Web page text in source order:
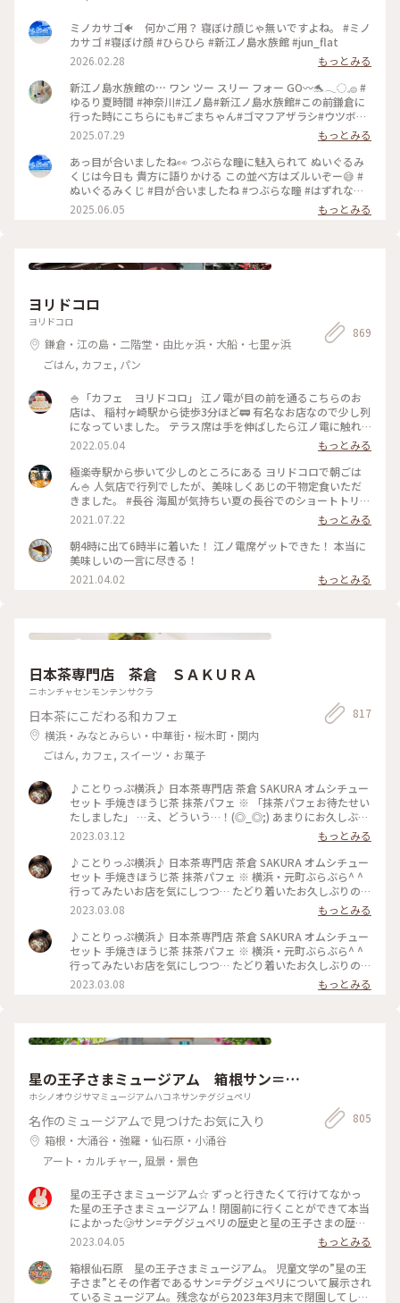
ミノカサゴ🐠 何かご用？ 寝ぼけ顔じゃ無いですよね。 #ミノ
カサゴ #寝ぼけ顔 #ひらひら #新江ノ島水族館 #jun_flat
2026.02.28
もっとみる
新江ノ島水族館の⋯ ワン ツー スリー フォー GO〰️🐬𓂃◌𓈒𓐍 #
ゆるり夏時間 #神奈川#江ノ島#新江ノ島水族館#この前鎌倉に
行った時にこちらにも#ごまちゃん#ゴマフアザラシ#ウツボ#
お気に入りの3匹でピョンピョンしてる子たち#海岸バックで泳
ぐクラゲたち#イルカショー#シーキャンドルが見える✨️
2025.07.29
もっとみる
あっ目が合いましたね👀 つぶらな瞳に魅入られて ぬいぐるみ
くじは今日も 貴方に語りかける この並べ方はズルいぞー😅 #
ぬいぐるみくじ #目が合いましたね #つぶらな瞳 #はずれなし
#新江ノ島水族館 #jun_flut
2025.06.05 もっとみる
ヨリドコロ
ヨリドコロ
鎌倉・江の島・二階堂・由比ヶ浜・大船・七里ヶ浜
ごはん, カフェ, パン
869
🍚「カフェ ヨリドコロ」 江ノ電が目の前を通るこちらのお
店は、 稲村ヶ崎駅から徒歩3分ほど🚃 有名なお店なので少し列
になっていました。 テラス席は手を伸ばしたら江ノ電に触れ
そうなくらい近い..! ・ ご飯はしらす丼と卵かけご飯を注文。
卵かけご飯は自力で泡立てる方式。 体に良さそうなメニュー
でホッと一息、、 と思ったら、江ノ電が通過するのでずっと
アトラクション気分で楽しめました♪ #春風さんぽ #ヒーリン
グ旅 #Myことりっぷ #鎌倉 #鎌倉カフェ #江ノ電
2022.05.04
もっとみる
極楽寺駅から歩いて少しのところにある ヨリドコロで朝ごは
ん🍚 人気店で行列でしたが、美味しくあじの干物定食いただ
きました。 #長谷 海風が気持ちい夏の長谷でのショートトリッ
プにて🌊☀️ #鎌倉#長谷#極楽寺#ヨリドコロ#朝ごはん
2021.07.22
もっとみる
朝4時に出て6時半に着いた！ 江ノ電席ゲットできた！ 本当に
美味しいの一言に尽きる！
2021.04.02
もっとみる
日本茶専門店 茶倉 ＳＡＫＵＲＡ
ニホンチャセンモンテンサクラ
日本茶にこだわる和カフェ
横浜・みなとみらい・中華街・桜木町・関内
ごはん, カフェ, スイーツ・お菓子
817
♪ことりっぷ横浜♪ 日本茶専門店 茶倉 SAKURA オムシチュー
セット 手焼きほうじ茶 抹茶パフェ ※ 「抹茶パフェお待たせい
たしました」 …え、どういう…！(◎_◎;) あまりにお久しぶり
で 抹茶パフェが リニューアルしていることも知らず 衝撃
的〜！！ なんと雲…いや、わたあめがモリッと 爆発的に？！
のってます(*^o^*) とりあえず写真、写真（笑） あまりの動揺
にわたあめを食べながら 落としたり(^^;; でもわたあめの中か
らは 私の知ってるおいしい抹茶パフェ☆ 抹茶づくしのおいし
いパフェでした！ そしてそして 満腹になりすぎました…
(o^^o) 楽しいランチタイムでした〜☆ #私のことりっぷ旅
#Myことりっぷ #パフェ #抹茶 #日本茶 #ランチ #カフェ ##元
町 #横浜
2023.03.12
もっとみる
♪ことりっぷ横浜♪ 日本茶専門店 茶倉 SAKURA オムシチュー
セット 手焼きほうじ茶 抹茶パフェ ※ 横浜・元町ぶらぶら^ ^
行ってみたいお店を気にしつつ… たどり着いたお久しぶりの
「日本茶専門店 茶倉 SAKURA」 ランチメニューの オムシチュ
ーセットを いただきました☆ 登場したのは オムライスに 豆乳
のシチューをたっぷりかけた ボリューム満点の一品☆ オムラ
イスのご飯は ほうじ茶で炊いた香ばしご飯☆ 豆乳シチューと
たまごが一体に とろり〜☆ ん〜おいしっ(o^^o) ※ そして次に
ランチには 人気の抹茶パフェを追加できたので またまたお久
しぶりの 茶倉の抹茶パフェ登場です〜(^O^) #私のことりっぷ
2023.03.08
もっとみる
♪ことりっぷ横浜♪ 日本茶専門店 茶倉 SAKURA オムシチュー
セット 手焼きほうじ茶 抹茶パフェ ※ 横浜・元町ぶらぶら^ ^
行ってみたいお店を気にしつつ… たどり着いたお久しぶりの
「日本茶専門店 茶倉 SAKURA」 ランチメニューの オムシチュ
ーセットを いただきました☆ 登場したのは オムライスに 豆乳
たまごが一体に とろり〜☆ ん〜おいしっ(o^^o) ※ そして次に
旅 #Myことりっぷ #オムシチュー #オムライス #シチュー #日
本茶 #ランチ #カフェ #元町 #横浜
2023.03.08 もっとみる
星の王子さまミュージアム 箱根サン＝テ
グジュペリ
ホシノオウジサマミュージアムハコネサンテグジュペリ
名作のミュージアムで見つけたお気に入り
箱根・大涌谷・強羅・仙石原・小涌谷
アート・カルチャー, 風景・景色
805
星の王子さまミュージアム☆ ずっと行きたくて行けてなかっ
た星の王子さまミュージアム！閉園前に行くことができて本当
によかった🥲サン=テグジュペリの歴史と星の王子さまの歴史
がぎゅっと詰まっているミュージアム☆もう行くことができな
いのが本当に残念すぎる‥とーっても素敵なミュージアムでし
た！ #私のことりっぷ旅 #箱根 #日帰り旅 #星の王子さまミュ
ージアム #星の王子さま #神奈川
2023.04.05
もっとみる
箱根仙石原 星の王子さまミュージアム。 児童文学の”星の王
子さま”とその作者であるサン=テグジュペリについて展示され
ているミュージアム。残念ながら2023年3月末で閉園してしま